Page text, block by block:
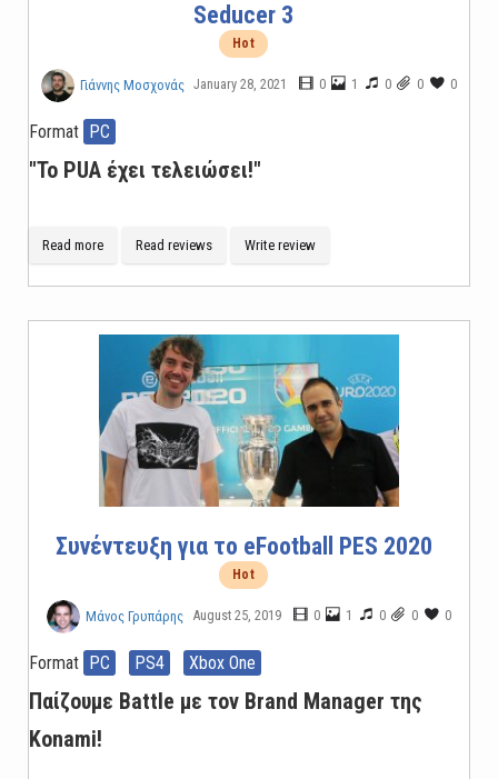
Seducer 3
Hot
Γιάννης Μοσχονάς January 28, 2021 0 1 0 0 0
Format PC
"Το PUA έχει τελειώσει!"
Read more Read reviews Write review
Συνέντευξη για το eFootball PES 2020
Hot
Μάνος Γρυπάρης August 25, 2019 0 1 0 0 0
Format PC PS4 Xbox One
Παίζουμε Battle με τον Brand Manager της
Konami!